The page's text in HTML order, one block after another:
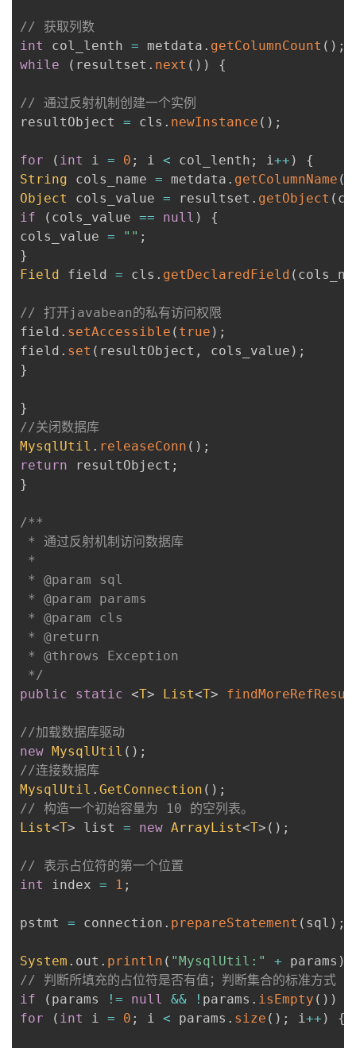
// 获取列数
int
col_lenth = metdata . getColumnCount ( ) ;
while
( resultset . next ( ) ) {
// 通过反射机制创建一个实例
resultObject = cls . newInstance ( ) ;
for ( int i = 0 ; i < col_lenth ; i++ )
{
String cols_name = metdata . getColumnName (
Object
cols_value = resultset . getObject (
if
( cols_value == null )
{
cols_value = "" ;
}
Field field = cls . getDeclaredField (
// 打开javabean的私有访问权限
field . setAccessible ( true ) ;
field . set ( resultObject , cols_value ) ;
}
}
//关闭数据库
MysqlUtil . releaseConn ( ) ;
return resultObject ;
}
/**
* 通过反射机制访问数据库
*
* @param sql
* @param params
* @param cls
* @return
* @throws Exception
*/
public
static <T> List<T>
//加载数据库驱动
new MysqlUtil ( ) ;
//连接数据库
MysqlUtil . GetConnection ( ) ;
// 构造一个初始容量为 10 的空列表。
List<T> list = new ArrayList<T> ( ) ;
// 表示占位符的第一个位置
int
index = 1 ;
pstmt = connection . prepareStatement ( sql ) ;
System . out . println ( "MysqlUtil:" + params )
// 判断所填充的占位符是否有值；判断集合的标准方式
if
( params != null && ! params . isEmpty ( ) )
for
( int i = 0 ; i < params . size ( ) ; i++ ) {